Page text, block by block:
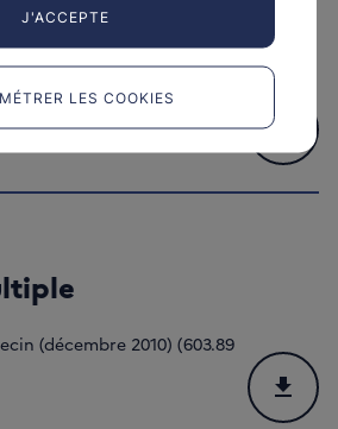
de l'adulte
(novembre 2011) (1.25 MB)
(décembre 2010) (603.89
J'ACCEPTE
LES COOKIES